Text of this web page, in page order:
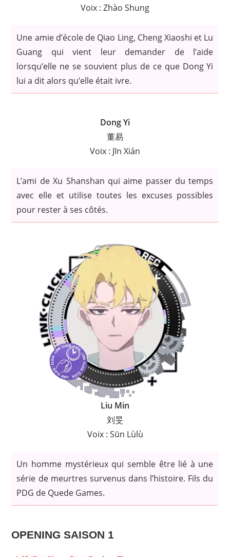
Voix : Zhào Shung
Une amie d’école de Qiao Ling, Cheng Xiaoshi et Lu
Guang qui vient leur demander de l’aide
lorsqu’elle ne se souvient plus de ce que Dong Yi
lui a dit alors qu’elle était ivre.
Dong Yi
董易
Voix : Jīn Xián
L’ami de Xu Shanshan qui aime passer du temps
avec elle et utilise toutes les excuses possibles
pour rester à ses côtés.
Liu Min
刘旻
Voix : Sūn Lùlù
Un homme mystérieux qui semble être lié à une
série de meurtres survenus dans l’histoire. Fils du
PDG de Quede Games.
OPENING SAISON 1